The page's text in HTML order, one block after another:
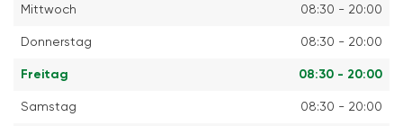
Mittwoch 08:30 - 20:00
Donnerstag 08:30 - 20:00
Freitag 08:30 - 20:00
Samstag 08:30 - 20:00